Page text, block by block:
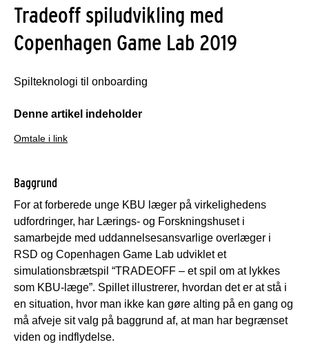
Tradeoff spiludvikling med
Copenhagen Game Lab 2019
Spilteknologi til onboarding
Denne artikel indeholder
Omtale i link
Baggrund
For at forberede unge KBU læger på virkelighedens
udfordringer, har Lærings- og Forskningshuset i
samarbejde med uddannelsesansvarlige overlæger i
RSD og Copenhagen Game Lab udviklet et
simulationsbrætspil “TRADEOFF – et spil om at lykkes
som KBU-læge”. Spillet illustrerer, hvordan det er at stå i
en situation, hvor man ikke kan gøre alting på en gang og
må afveje sit valg på baggrund af, at man har begrænset
viden og indflydelse.